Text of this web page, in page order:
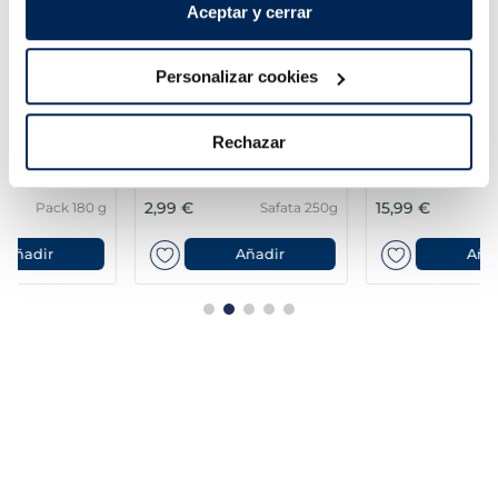
Aceptar y cerrar
Personalizar cookies
Rechazar
2,99 € Safata 250g
Añadir
MSC Premium
Sin espinas
15,99 € Pack 4 un
Añadir